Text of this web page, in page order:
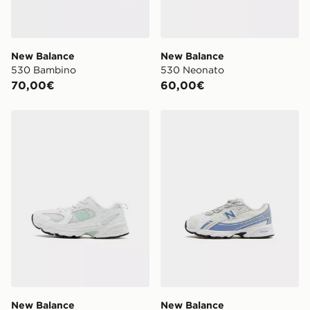
New Balance
530 Bambino
70,00€
New Balance
530 Neonato
60,00€
New Balance New Balance